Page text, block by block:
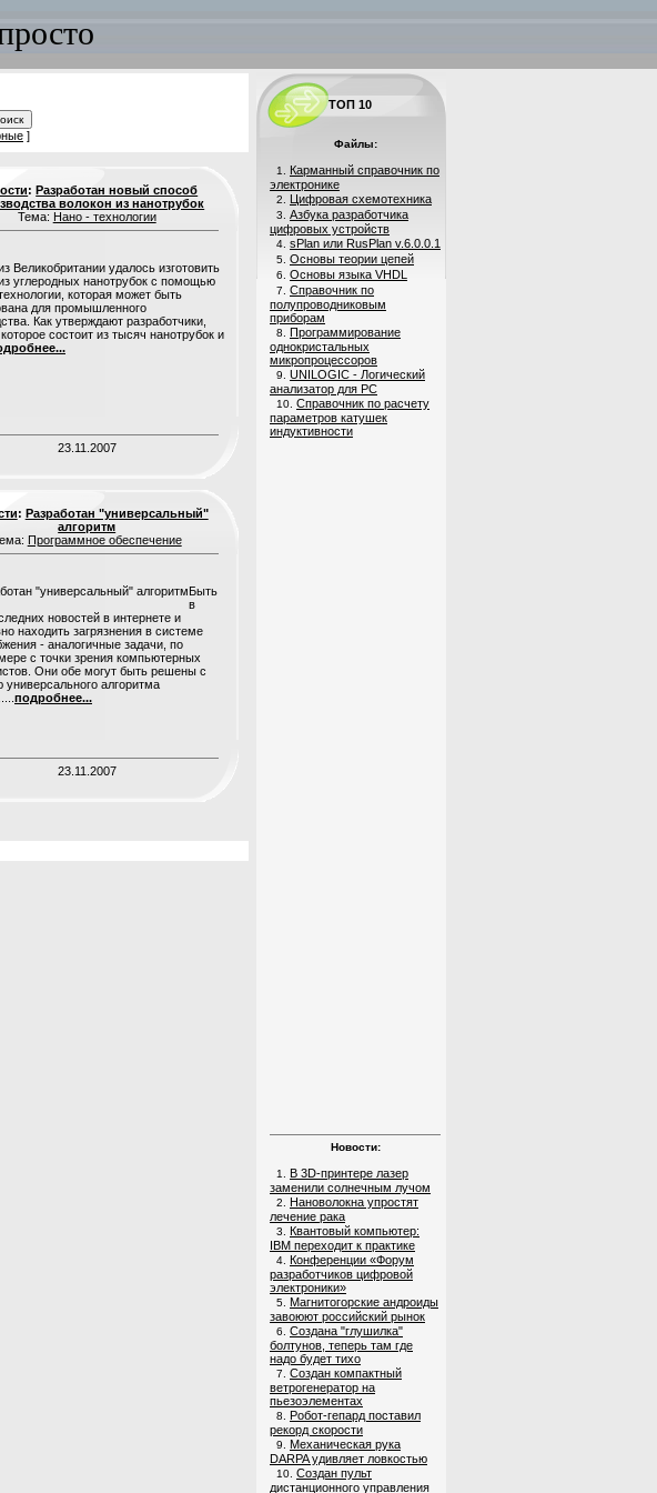
]
:Разработан новый способ
волокон из нанотрубок
Тема: Нано - технологии
Великобритании удалось изготовить
углеродных нанотрубок с помощью
которая может быть
для промышленного
Как утверждают разработчики,
состоит из тысяч нанотрубок и
23.11.2007
: Разработан "универсальный"
алгоритм
Программное обеспечение
Быть
в
новостей в интернете и
находить загрязнения в системе
- аналогичные задачи, по
с точки зрения компьютерных
Они обе могут быть решены с
алгоритма
подробнее...
23.11.2007
ТОП 10
Файлы:
1. Карманный справочник по
электронике
2. Цифровая схемотехника
3. Азбука разработчика
цифровых устройств
4. sPlan или RusPlan v.6.0.0.1
5. Основы теории цепей
6. Основы языка VHDL
7. Справочник по
полупроводниковым
приборам
8. Программирование
однокристальных
микропроцессоров
9. UNILOGIC - Логический
анализатор для PC
10. Справочник по расчету
параметров катушек
индуктивности
Новости:
1. В 3D-принтере лазер
заменили солнечным лучом
2. Нановолокна упростят
лечение рака
3. Квантовый компьютер:
IBM переходит к практике
4. Конференции «Форум
разработчиков цифровой
электроники»
5. Магнитогорские андроиды
завоюют российский рынок
6. Создана "глушилка"
болтунов, теперь там где
надо будет тихо
7. Создан компактный
ветрогенератор на
пьезоэлементах
8. Робот-гепард поставил
рекорд скорости
9. Механическая рука
DARPA удивляет ловкостью
10. Создан пульт
дистанционного управления